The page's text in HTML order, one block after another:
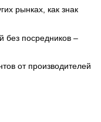
рынках, как знак
без посредников –
от производителей